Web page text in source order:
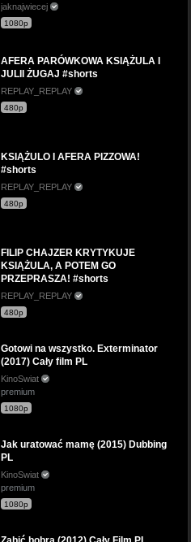
jaknajwiecej
1080p
AFERA PARÓWKOWA KSIĄŻULA I
JULII ŻUGAJ #shorts
REPLAY_REPLAY
480p
KSIĄŻULO I AFERA PIZZOWA!
#shorts
REPLAY_REPLAY
480p
FILIP CHAJZER KRYTYKUJE
KSIĄŻULA, A POTEM GO
PRZEPRASZA! #shorts
REPLAY_REPLAY
480p
Gotowi na wszystko. Exterminator
(2017) Cały film PL
KinoSwiat
premium
1080p
Jak uratować mamę (2015) Dubbing
PL
KinoSwiat
premium
1080p